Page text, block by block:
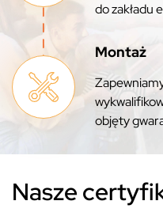
do zakładu
Montaż
objęty
Nasze